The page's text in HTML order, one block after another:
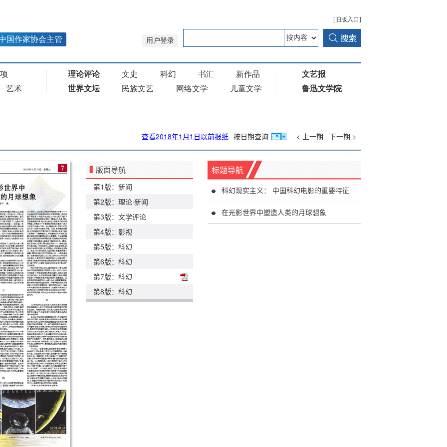
查看2018年1月1日以前报纸 按日期查询 < 上一期 下一期 >
版面导航
第1版：新闻
第2版：理论·新闻
第3版：文学评论
第4版：影视
第5版：科幻
第6版：科幻
第7版：科幻
第8版：科幻
标题导航
科幻现实主义： 中国科幻电影的重要特征
在光影世界中塑造人类的月球想象